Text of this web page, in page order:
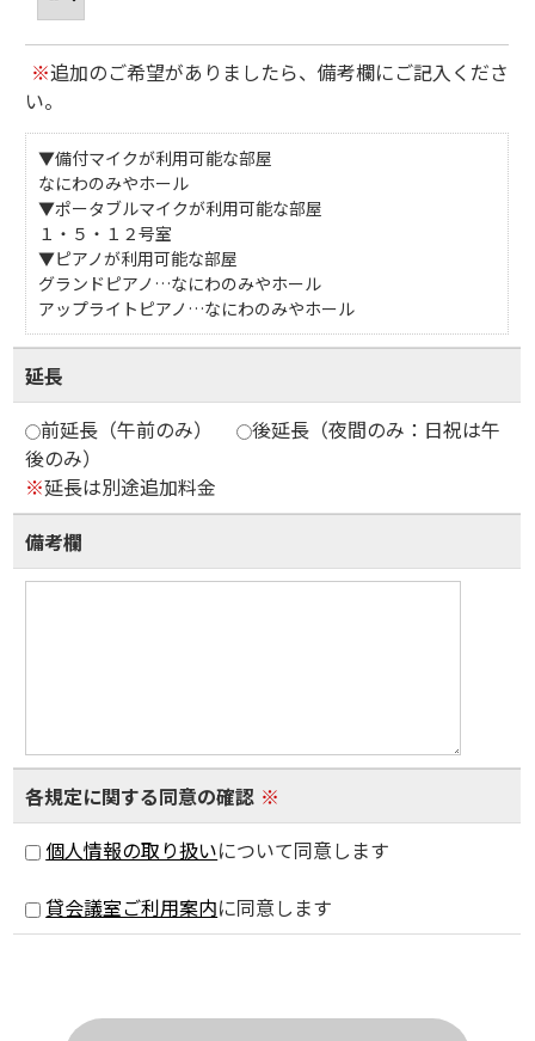
※追加のご希望がありましたら、備考欄にご記入くださ
い。
▼備付マイクが利用可能な部屋
なにわのみやホール
▼ポータブルマイクが利用可能な部屋
１・５・１２号室
▼ピアノが利用可能な部屋
グランドピアノ…なにわのみやホール
アップライトピアノ…なにわのみやホール
延長
前延長（午前のみ）
後延長（夜間のみ：日祝は午
後のみ）
※延長は別途追加料金
備考欄
各規定に関する同意の確認 ※
個人情報の取り扱いについて同意します
貸会議室ご利用案内に同意します